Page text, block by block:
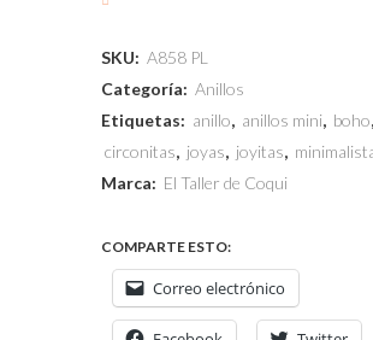
SKU: A858 PL
Categoría: Anillos
Etiquetas: anillo, anillos mini, boho,
circonitas, joyas, joyitas,
Marca: El Taller de Coqui
COMPARTE ESTO:
Correo electrónico